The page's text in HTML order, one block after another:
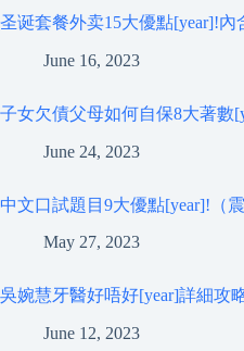
圣诞套餐外卖15大優點[year]!
June 16, 2023
子女欠債父母如何自保8大著數
June 24, 2023
中文口試題目9大優點[year]!（震
May 27, 2023
吳婉慧牙醫好唔好[year]詳細攻
June 12, 2023